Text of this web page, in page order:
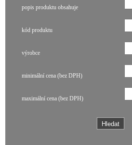
popis produktu obsahuje
kód produktu
výrobce
minimální cena (bez DPH)
maximální cena (bez DPH)